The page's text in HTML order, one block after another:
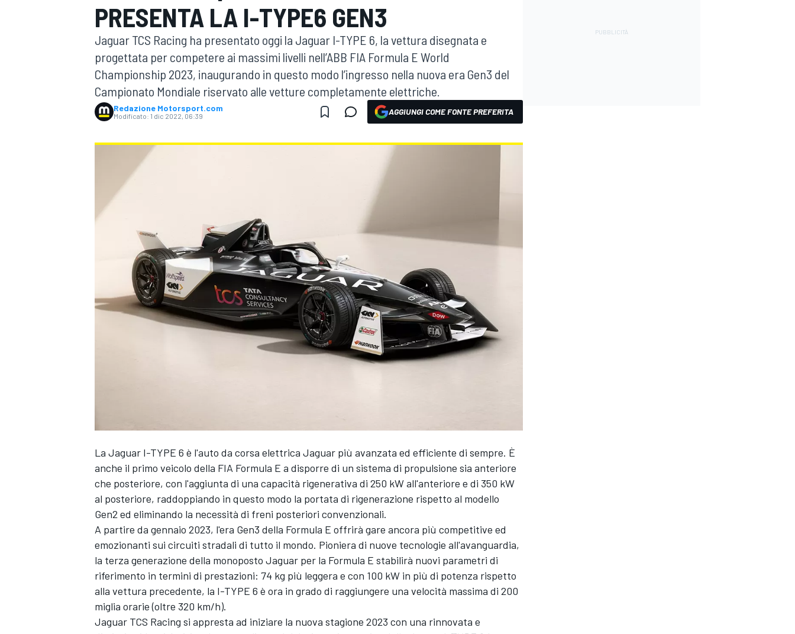
MOTOGP WEC
WRC
MONOPOSTO
PRESENTA LA I-TYPE6 GEN3
Jaguar TCS Racing ha presentato oggi la Jaguar I-TYPE 6, la vettura disegnata e
progettata per competere ai massimi livelli nell’ABB FIA Formula E World
Championship 2023, inaugurando in questo modo l’ingresso nella nuova era Gen3 del
Campionato Mondiale riservato alle vetture completamente elettriche.
Redazione Motorsport.com
Modificato: 1 dic 2022, 06:39 AGGIUNGI COME FONTE PREFERITA
La Jaguar I-TYPE 6 è l'auto da corsa elettrica Jaguar più avanzata ed efficiente di sempre. È
anche il primo veicolo della FIA Formula E a disporre di un sistema di propulsione sia anteriore
che posteriore, con l'aggiunta di una capacità rigenerativa di 250 kW all'anteriore e di 350 kW
al posteriore, raddoppiando in questo modo la portata di rigenerazione rispetto al modello
Gen2 ed eliminando la necessità di freni posteriori convenzionali.
A partire da gennaio 2023, l'era Gen3 della Formula E offrirà gare ancora più competitive ed
emozionanti sui circuiti stradali di tutto il mondo. Pioniera di nuove tecnologie all'avanguardia,
la terza generazione della monoposto Jaguar per la Formula E stabilirà nuovi parametri di
riferimento in termini di prestazioni: 74 kg più leggera e con 100 kW in più di potenza rispetto
alla vettura precedente, la I-TYPE 6 è ora in grado di raggiungere una velocità massima di 200
miglia orarie (oltre 320 km/h).
Jaguar TCS Racing si appresta ad iniziare la nuova stagione 2023 con una rinnovata e